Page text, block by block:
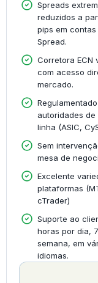
Spreads
reduzidos a
pips em contas
Spread.
Corretora ECN
com acesso
mercado.
autoridades de
linha (ASIC,
Sem
mesa de
Excelente
plataformas
cTrader)
Suporte ao
horas por dia,
semana, em
idiomas.